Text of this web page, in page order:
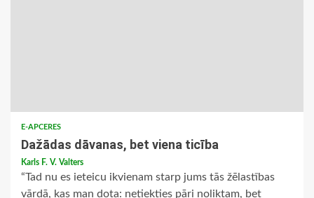
E-APCERES
Dažādas dāvanas, bet viena ticība
Karls F. V. Valters
“Tad nu es ieteicu ikvienam starp jums tās žēlastības
vārdā, kas man dota: netiekties pāri noliktam, bet